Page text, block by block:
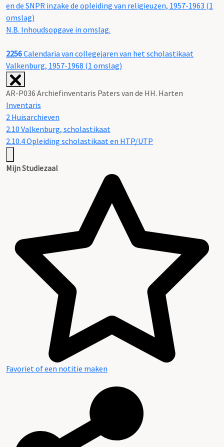
en de SNPR inzake de opleiding van religieuzen, 1957-1963 (1
omslag)
N.B. Inhoudsopgave in omslag.
2256Calendaria van collegejaren van het scholastikaat
Valkenburg, 1957-1968 (1 omslag)
AR-P036 Archiefinventaris Paters van de HH. Harten
Inventaris
2 Huisarchieven
2.10 Valkenburg, scholastikaat
2.10.4 Opleiding scholastikaat en HTP/UTP
Mijn Studiezaal
Favoriet of een notitie maken